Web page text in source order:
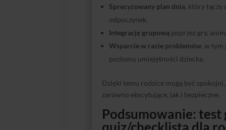
Sprecyzowany plan dnia, który łączy
odpoczynek,
Integrację grupową poprzez gry,
Wsparcie w razie problemów, w tym
poziomu umiejętności dziecka.
Dzięki temu rodzice mogą być
zarówno ekscytujące, jak i bezpieczne.
Podsumowanie: